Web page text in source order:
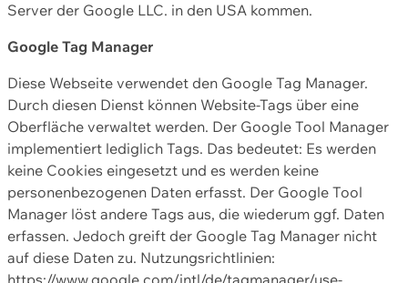
Server der Google LLC. in den USA kommen.
Google Tag Manager
Diese Webseite verwendet den Google Tag Manager.
Durch diesen Dienst können Website-Tags über eine
Oberfläche verwaltet werden. Der Google Tool Manager
implementiert lediglich Tags. Das bedeutet: Es werden
keine Cookies eingesetzt und es werden keine
personenbezogenen Daten erfasst. Der Google Tool
Manager löst andere Tags aus, die wiederum ggf. Daten
erfassen. Jedoch greift der Google Tag Manager nicht
auf diese Daten zu. Nutzungsrichtlinien: